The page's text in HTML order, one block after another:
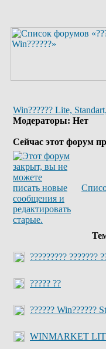
Win?????? Lite,
Модераторы: Нет
Сейчас этот форум
????????? ???????
????? ??
?????? Win??????
WINMARKET